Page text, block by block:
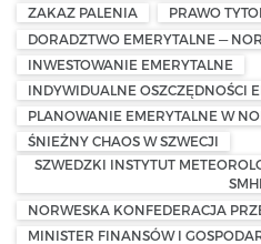
ZAKAZ PALENIA
PRAWO
DORADZTWO EMERYTALNE —
INWESTOWANIE EMERYTALNE
INDYWIDUALNE OSZCZĘDNOŚCI
PLANOWANIE EMERYTALNE W
ŚNIEŻNY CHAOS W SZWECJI
SZWEDZKI INSTYTUT
SMHI
NORWESKA KONFEDERACJA
MINISTER FINANSÓW I